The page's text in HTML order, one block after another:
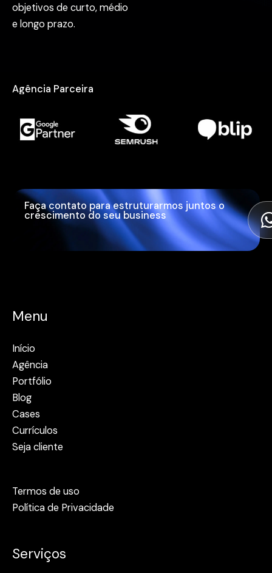
objetivos de curto, médio
e longo prazo.
Agência Parceira
Faça contato para estruturarmos juntos o
crescimento do seu business
Menu
Início
Agência
Portfólio
Blog
Cases
Currículos
Seja cliente
Termos de uso
Política de Privacidade
Serviços